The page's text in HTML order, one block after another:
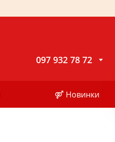
097 932 78 72
⚤ Новинки